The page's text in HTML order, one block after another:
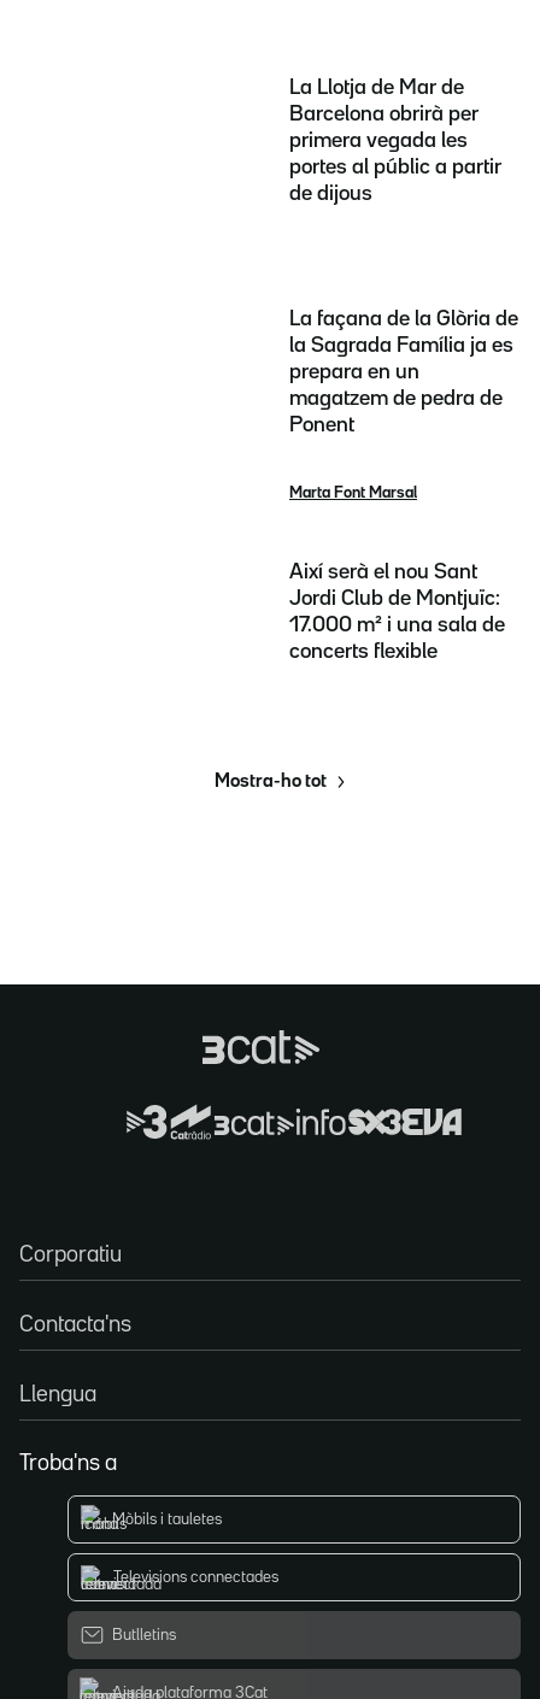
La Llotja de Mar de
Barcelona obrirà per
primera vegada les
portes al públic a partir
de dijous
La façana de la Glòria de
la Sagrada Família ja es
prepara en un
magatzem de pedra de
Ponent
Marta Font Marsal
Així serà el nou Sant
Jordi Club de Montjuïc:
17.000 m² i una sala de
concerts flexible
Mostra-ho tot
Corporatiu
Contacta'ns
Llengua
Troba'ns a
Mòbils i tauletes
Televisions connectades
Butlletins
Ajuda plataforma 3Cat